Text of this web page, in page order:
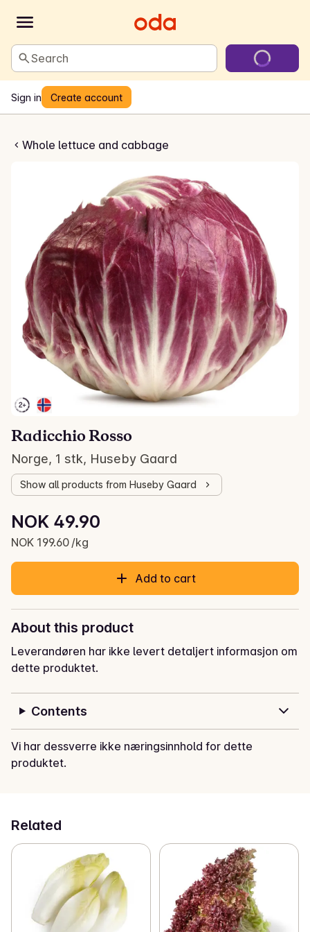
Search
Sign in Create account
Whole lettuce and cabbage
Rosso
Radicchio Rosso
Norge, 1 stk, Huseby Gaard
Show all products from Huseby Gaard
Current price is: NOK 49.90
NOK 49.90
NOK 199.60 /kg
Unit price: NOK 199.60 /kg
Add to cart
About this product
Leverandøren har ikke levert detaljert informasjon om
dette produktet.
Contents
Vi har dessverre ikke næringsinnhold for dette
produktet.
Related